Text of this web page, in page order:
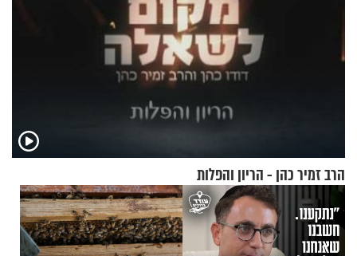
הרב זמיר כהן - הריון והפלות